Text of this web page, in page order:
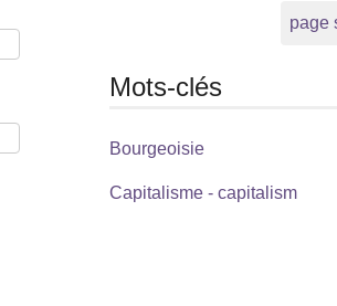
page
Mots-clés
Bourgeoisie
Capitalisme - capitalism